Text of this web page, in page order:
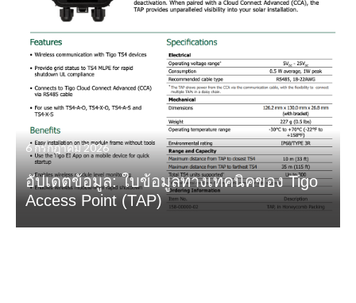
6 กรกฎาคม 2026
อัปเดตข้อมูล: ใบข้อมูลทางเทคนิคของ Tigo
Access Point (TAP)